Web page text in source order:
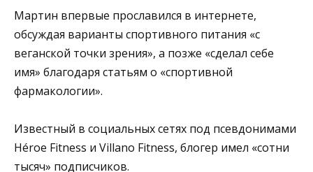
Мартин впервые прославился в интернете,
обсуждая варианты спортивного питания «с
веганской точки зрения», а позже «сделал себе
имя» благодаря статьям о «спортивной
фармакологии».
Известный в социальных сетях под псевдонимами
Héroe Fitness и Villano Fitness, блогер имел «сотни
тысяч» подписчиков.